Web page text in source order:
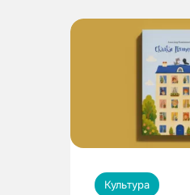
Культура